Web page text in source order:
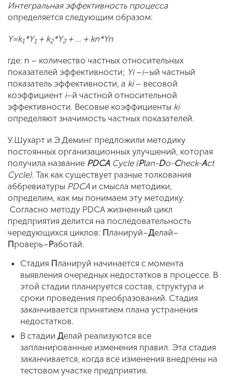
Интегральная эффективность процесса
определяется следующим образом:
Y=k1 *Y1 + k2*Y2+ … + kn*Yn
где: n – количество частных относительных
показателей эффективности; Yi–i–ый частный
показатель эффективности, а ki– весовой
коэффициент i–й частной относительной
эффективности. Весовые коэффициенты ki
определяют значимость частных показателей.
У.Шухарт и Э.Деминг предложили методику
постоянных организационных улучшений, которая
получила название PDCA Cycle (Plan-Do-Check-Act
Cycle). Так как существует разные толкования
аббревиатуры PDCA и смысла методики,
определим, как мы понимаем эту методику.
Согласно методу PDCA жизненный цикл
предприятия делится на последовательность
чередующихся циклов: Планируй–Делай–
Проверь–Работай.
Стадия Планируй начинается с момента
выявления очередных недостатков в процессе. В
этой стадии планируется состав, структура и
сроки проведения преобразований. Стадия
заканчивается принятием плана устранения
недостатков.
В стадии Делай реализуются все
запланированные изменения правил. Эта стадия
заканчивается, когда все изменения внедрены на
тестовом участке предприятия.